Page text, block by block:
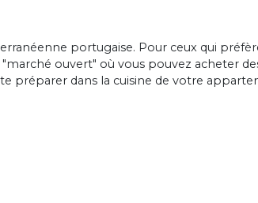
portugaise. Pour ceux qui
ouvert" où vous pouvez acheter
préparer dans la cuisine de votre